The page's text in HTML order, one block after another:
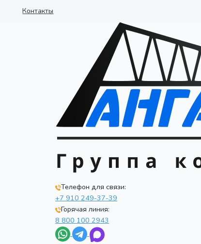
Контакты
Телефон для связи:
+7 910 249-37-39
Горячая линия:
8 800 100 2943